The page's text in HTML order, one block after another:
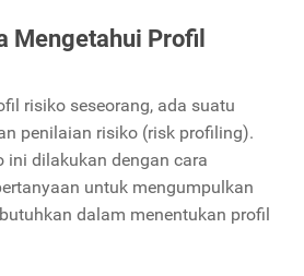
Mengetahui Profil
risiko seseorang, ada suatu
penilaian risiko (risk profiling).
ini dilakukan dengan cara
untuk mengumpulkan
dalam menentukan profil